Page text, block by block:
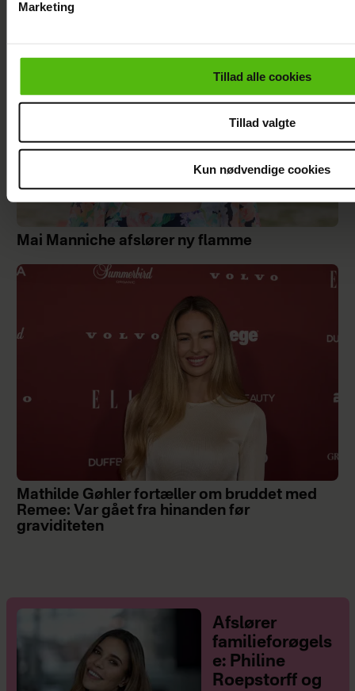
cookiepolitik.
Marketing
Tillad alle cookies
Tillad valgte
Kun nødvendige cookies
Mai Manniche afslører ny flamme
Mathilde Gøhler fortæller om bruddet med
Remee: Var gået fra hinanden før
graviditeten
Afslører
familieforøgels
e: Philine
Roepstorff og